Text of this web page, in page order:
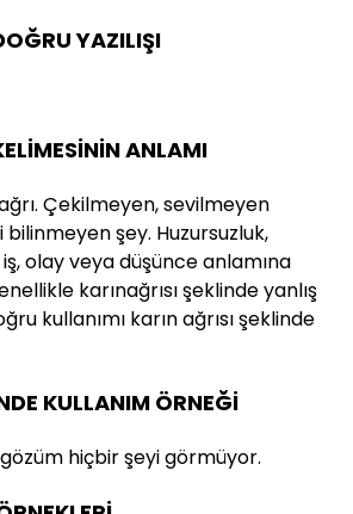
YAZILIŞI
ANLAMI
Çekilmeyen, sevilmeyen
bilinmeyen şey. Huzursuzluk,
olay veya düşünce anlamına
karınağrısı şeklinde yanlış
kullanımı karın ağrısı şeklinde
KULLANIM ÖRNEĞİ
gözüm hiçbir şeyi görmüyor.